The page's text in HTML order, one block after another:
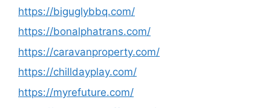
https://biguglybbq.com/
https://bonalphatrans.com/
https://caravanproperty.com/
https://chilldayplay.com/
https://myrefuture.com/